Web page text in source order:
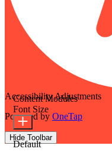
Accessibility Adjustments
Powered by OneTap
Hide Toolbar
Content Modules
Font Size
Default